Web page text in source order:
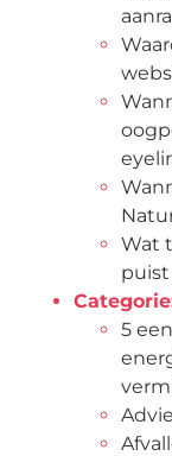
Wat
5